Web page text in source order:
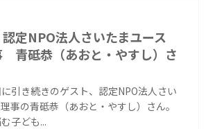
定NPO法人さいたまユース
青砥恭（あおと・やすし）さ
引き続きのゲスト、認定NPO法人さい
事の青砥恭（あおと・やすし）さん。
子ども...